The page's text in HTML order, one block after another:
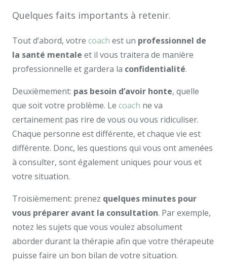
Quelques faits importants à retenir.
Tout d’abord, votre coach est un professionnel de
la santé mentale et il vous traitera de manière
professionnelle et gardera la confidentialité.
Deuxièmement: pas besoin d’avoir honte, quelle
que soit votre problème. Le coach ne va
certainement pas rire de vous ou vous ridiculiser.
Chaque personne est différente, et chaque vie est
différente. Donc, les questions qui vous ont amenées
à consulter, sont également uniques pour vous et
votre situation.
Troisièmement: prenez quelques minutes pour
vous préparer avant la consultation. Par exemple,
notez les sujets que vous voulez absolument
aborder durant la thérapie afin que votre thérapeute
puisse faire un bon bilan de votre situation.